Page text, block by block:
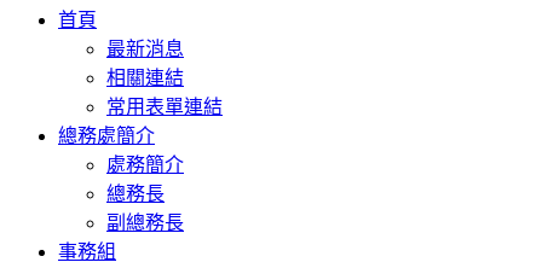
Toggle
navigation
首頁
最新消息
相關連結
常用表單連結
總務處簡介
處務簡介
總務長
副總務長
事務組